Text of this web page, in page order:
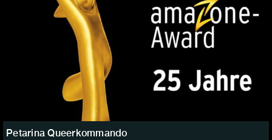
Petarina Queerkommando